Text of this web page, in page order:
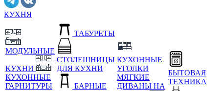
КУХНЯ
МОДУЛЬНЫЕ
КУХНИ
КУХОННЫЕ
ГАРНИТУРЫ
ТАБУРЕТЫ
СТОЛЕШНИЦЫ
ДЛЯ КУХНИ
БАРНЫЕ
КУХОННЫЕ
УГОЛКИ
МЯГКИЕ
ДИВАНЫ НА
БЫТОВАЯ
ТЕХНИКА